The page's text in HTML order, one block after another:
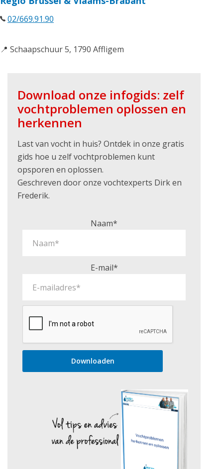
02/669.91.90
📍 Schaapschuur 5, 1790 Affligem
Download onze infogids: zelf
vochtproblemen oplossen en
herkennen
Last van vocht in huis? Ontdek in onze gratis
gids hoe u zelf vochtproblemen kunt
opsporen en oplossen.
Geschreven door onze vochtexperts Dirk en
Frederik.
Naam*
E-mail*